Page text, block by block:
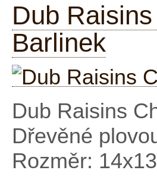
Dub
Barlinek
Dub Raisins
Dřevěné
Rozměr: